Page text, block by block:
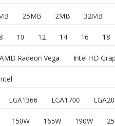
25MB 2MB 32MB
10 12 14 16 18
AMD Radeon Vega Intel HD
LGA1366 LGA1700
150W 165W 190W